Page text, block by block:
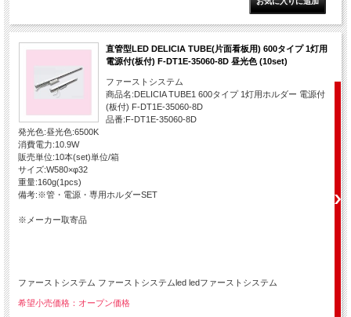
直管型LED DELICIA TUBE(片面看板用) 600タイプ 1灯用
電源付(板付) F-DT1E-35060-8D 昼光色 (10set)
ファーストシステム
商品名:DELICIA TUBE1 600タイプ 1灯用ホルダー 電源付
(板付) F-DT1E-35060-8D
品番:F-DT1E-35060-8D
発光色:昼光色:6500K
消費電力:10.9W
販売単位:10本(set)単位/箱
サイズ:W580×φ32
重量:160g(1pcs)
備考:※管・電源・専用ホルダーSET
※メーカー取寄品
ファーストシステム ファーストシステムled ledファーストシステム
希望小売価格：オープン価格